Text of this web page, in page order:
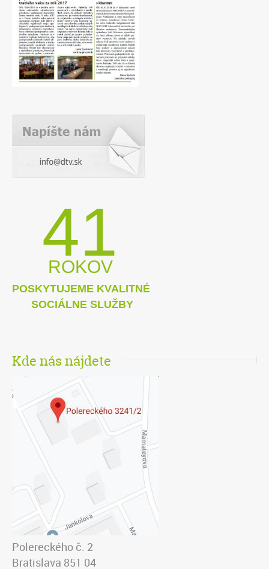
41
ROKOV
POSKYTUJEME KVALITNÉ
SOCIÁLNE SLUŽBY
Kde nás nájdete
Polereckého č. 2
Bratislava 851 04